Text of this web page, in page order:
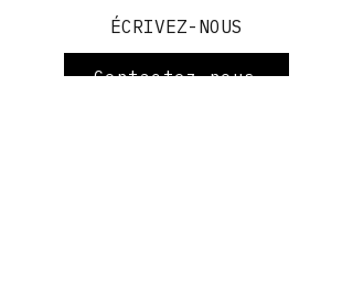
ÉCRIVEZ-NOUS
Contactez-nous